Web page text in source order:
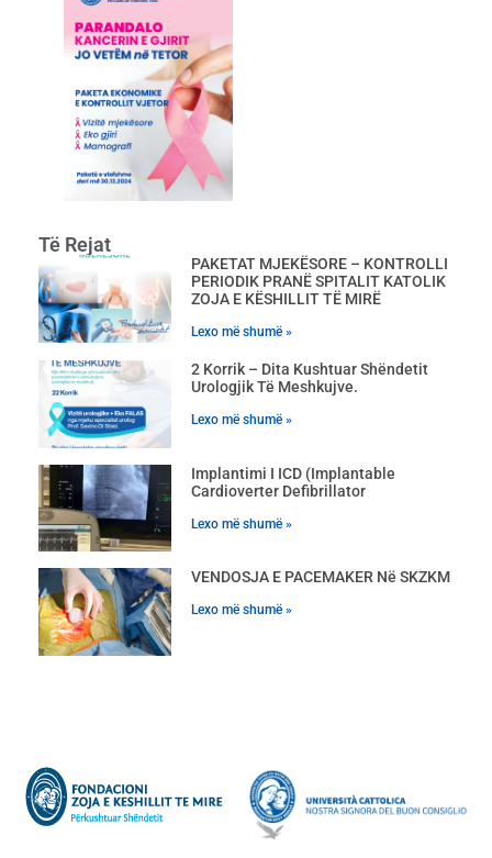
Të Rejat
PAKETAT MJEKËSORE – KONTROLLI
PERIODIK PRANË SPITALIT KATOLIK
ZOJA E KËSHILLIT TË MIRË
Lexo më shumë »
2 Korrik – Dita Kushtuar Shëndetit
Urologjik Të Meshkujve.
Lexo më shumë »
Implantimi I ICD (Implantable
Cardioverter Defibrillator
Lexo më shumë »
VENDOSJA E PACEMAKER Në SKZKM
Lexo më shumë »